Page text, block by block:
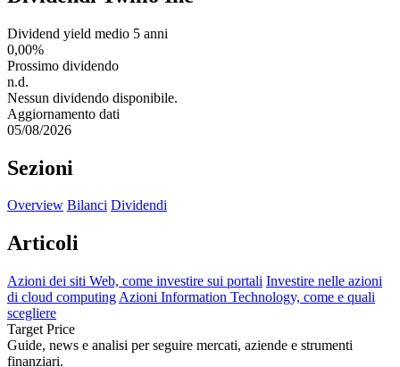
Dividend yield medio 5 anni
0,00%
Prossimo dividendo
n.d.
Nessun dividendo disponibile.
Aggiornamento dati
05/08/2026
Sezioni
Overview Bilanci Dividendi
Articoli
Azioni dei siti Web, come investire sui portali Investire nelle azioni
di cloud computing Azioni Information Technology, come e quali
scegliere
Target Price
Guide, news e analisi per seguire mercati, aziende e strumenti
finanziari.